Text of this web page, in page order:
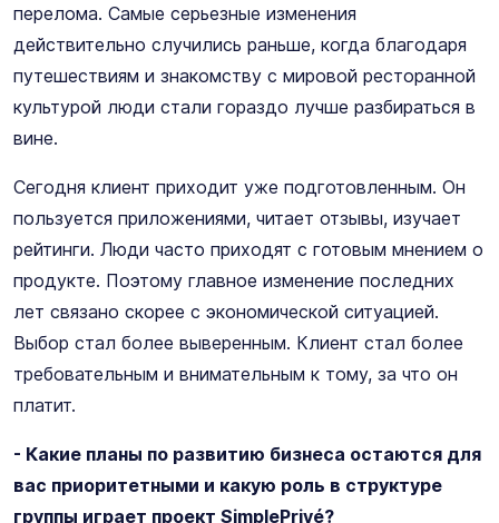
перелома. Самые серьезные изменения
действительно случились раньше, когда благодаря
путешествиям и знакомству с мировой ресторанной
культурой люди стали гораздо лучше разбираться в
вине.
Сегодня клиент приходит уже подготовленным. Он
пользуется приложениями, читает отзывы, изучает
рейтинги. Люди часто приходят с готовым мнением о
продукте. Поэтому главное изменение последних
лет связано скорее с экономической ситуацией.
Выбор стал более выверенным. Клиент стал более
требовательным и внимательным к тому, за что он
платит.
- Какие планы по развитию бизнеса остаются для
вас приоритетными и какую роль в структуре
группы играет проект SimplePrivé?